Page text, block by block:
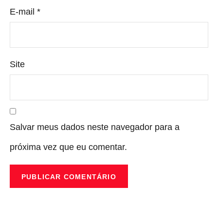
E-mail *
Site
Salvar meus dados neste navegador para a
próxima vez que eu comentar.